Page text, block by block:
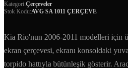
Kategori:Çerçeveler
Stok Kodu:AVG SA 1011 ÇERÇEVE
Kia Rio'nun 2006-2011 modelleri için
ekran çerçevesi, ekranı konsoldaki
torpido hattıyla bütünleşik gösterir.